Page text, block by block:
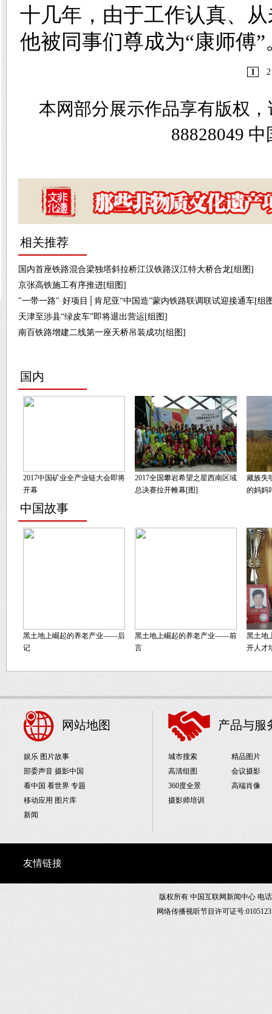
十几年，由于工作认真、
他被同事们尊成为“康师傅”
1 2
本网部分展示作品享有版权
88828049
相关推荐
国内首座铁路混合梁独塔斜拉桥江汉铁路汉江特大桥合龙[组图]
京张高铁施工有序推进[组图]
"一带一路"·好项目│肯尼亚“中国造”蒙内铁路联调联试迎接通车[组
天津至涉县“绿皮车”即将退出营运[组图]
南百铁路增建二线第一座天桥吊装成功[组图]